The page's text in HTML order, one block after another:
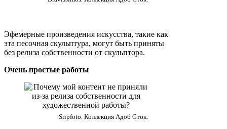
Эфемерные произведения искусства, такие как
эта песочная скульптура, могут быть приняты
без релиза собственности от скульптора.
Очень простые работы
Sripfoto. Коллекция Адоб Сток.